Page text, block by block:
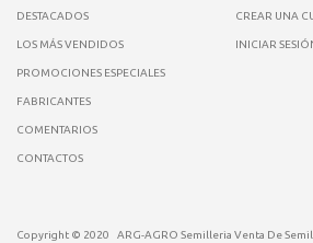
DESTACADOS
LOS MÁS VENDIDOS
PROMOCIONES ESPECIALES
FABRICANTES
COMENTARIOS
CONTACTOS
CREAR UNA
INICIAR
Copyright © 2020
ARG-AGRO Semilleria Venta De